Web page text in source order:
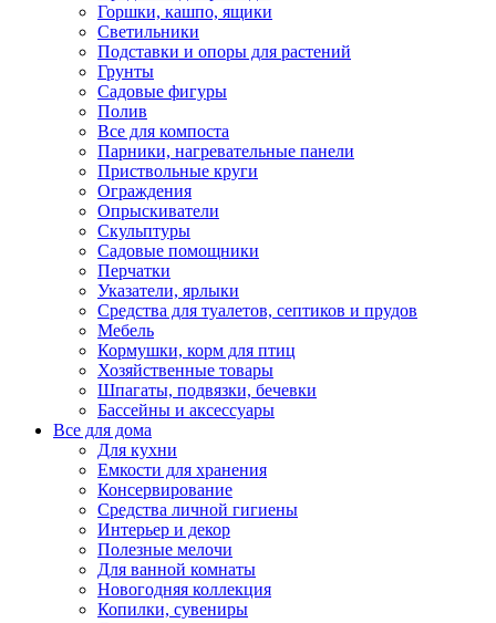
Горшки, кашпо, ящики
Светильники
Подставки и опоры для растений
Грунты
Садовые фигуры
Полив
Все для компоста
Парники, нагревательные панели
Приствольные круги
Ограждения
Опрыскиватели
Скульптуры
Садовые помощники
Перчатки
Указатели, ярлыки
Средства для туалетов, септиков и прудов
Мебель
Кормушки, корм для птиц
Хозяйственные товары
Шпагаты, подвязки, бечевки
Бассейны и аксессуары
Все для дома
Для кухни
Емкости для хранения
Консервирование
Средства личной гигиены
Интерьер и декор
Полезные мелочи
Для ванной комнаты
Новогодняя коллекция
Копилки, сувениры